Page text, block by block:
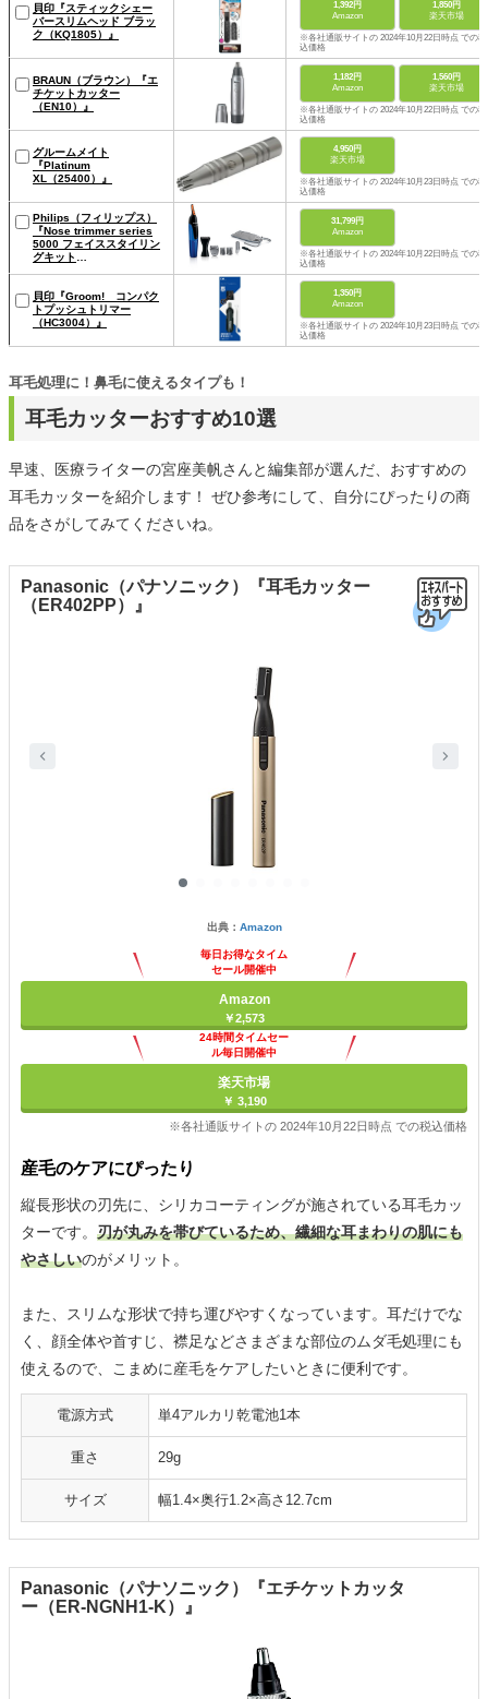
貝印『スティックシェー
バースリムヘッド ブラッ
ク（KQ1805）』
1,392円
Amazon
1,850円
楽天市場
※各社通販サイトの 2024年10月22日時点 での税
込価格
BRAUN（ブラウン）『エ
チケットカッター
（EN10）』
1,182円
Amazon
1,560円
楽天市場
※各社通販サイトの 2024年10月22日時点 での税
込価格
グルームメイト
『Platinum
XL（25400）』
4,950円
楽天市場
※各社通販サイトの 2024年10月23日時点 での税
込価格
Philips（フィリップス）
『Nose trimmer series
5000 フェイススタイリン
グキット
31,799円
Amazon
※各社通販サイトの 2024年10月22日時点 での税
込価格
貝印『Groom! コンパク
トプッシュトリマー
（HC3004）』
1,350円
Amazon
※各社通販サイトの 2024年10月23日時点 での税
込価格
耳毛カッターおすすめ10選
耳毛処理に！鼻毛に使えるタイプも！
早速、医療ライターの宮座美帆さんと編集部が選んだ、おすすめの
耳毛カッターを紹介します！ ぜひ参考にして、自分にぴったりの商
品をさがしてみてくださいね。
Panasonic（パナソニック）『耳毛カッター
（ER402PP）』
出典： Amazon
毎日お得なタイム
セール開催中
Amazon
￥2,573
24時間タイムセー
ル毎日開催中
楽天市場
￥ 3,190
※各社通販サイトの 2024年10月22日時点 での税込価格
産毛のケアにぴったり
縦長形状の刃先に、シリカコーティングが施されている耳毛カッ
ターです。 刃が丸みを帯びているため、繊細な耳まわりの肌にも
やさしいのがメリット。
また、スリムな形状で持ち運びやすくなっています。耳だけでな
く、顔全体や首すじ、襟足などさまざまな部位のムダ毛処理にも
使えるので、こまめに産毛をケアしたいときに便利です。
電源方式 単4アルカリ乾電池1本
重さ 29g
サイズ 幅1.4×奥行1.2×高さ12.7cm
Panasonic（パナソニック）『エチケットカッタ
ー（ER-NGNH1-K）』